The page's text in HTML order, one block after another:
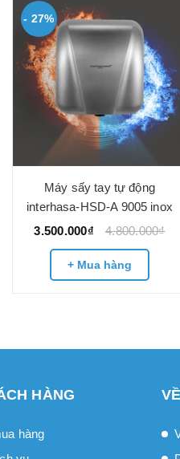
- 27%
Máy sấy tay tự động
interhasa-HSD-A 9005 inox
3.500.000₫
4.800.000₫
+ Mua hàng
HÀNG
hàng